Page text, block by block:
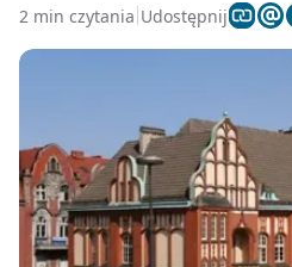
2 min czytania Udostępnij